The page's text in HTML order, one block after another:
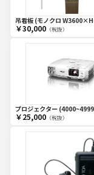
吊看板 (モノクロ
￥30,000（税抜）
プロジェクター
￥25,000（税抜）